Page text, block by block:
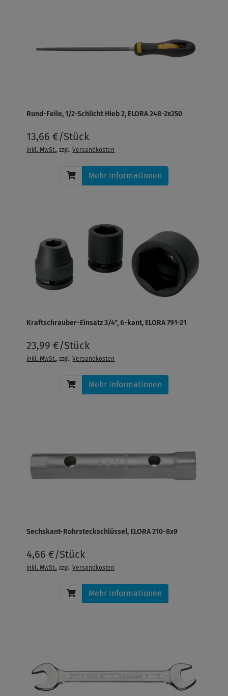
Rund-Feile, 1/2-Schlicht Hieb 2, ELORA 248-2x250
13,66 €/Stück
inkl. MwSt., zzgl.Versandkosten
Mehr Informationen
Kraftschrauber-Einsatz 3/4", 6-kant, ELORA 791-21
23,99 €/Stück
inkl. MwSt., zzgl.Versandkosten
Mehr Informationen
Sechskant-Rohrsteckschlüssel, ELORA 210-8x9
4,66 €/Stück
inkl. MwSt., zzgl.Versandkosten
Mehr Informationen